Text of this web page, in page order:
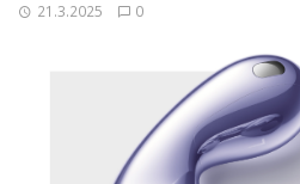
21.3.2025 0